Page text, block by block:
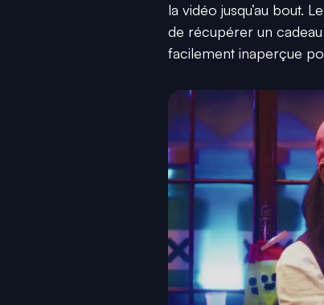
la vidéo jusqu’au bout.
de récupérer un
facilement inaperçue